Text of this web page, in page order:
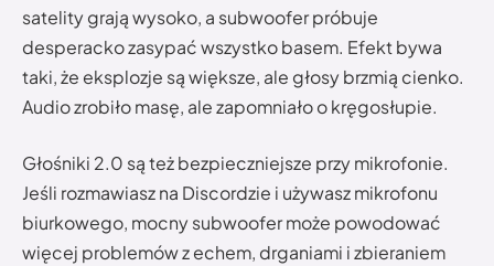
satelity grają wysoko, a subwoofer próbuje
desperacko zasypać wszystko basem. Efekt bywa
taki, że eksplozje są większe, ale głosy brzmią cienko.
Audio zrobiło masę, ale zapomniało o kręgosłupie.
Głośniki 2.0 są też bezpieczniejsze przy mikrofonie.
Jeśli rozmawiasz na Discordzie i używasz mikrofonu
biurkowego, mocny subwoofer może powodować
więcej problemów z echem, drganiami i zbieraniem